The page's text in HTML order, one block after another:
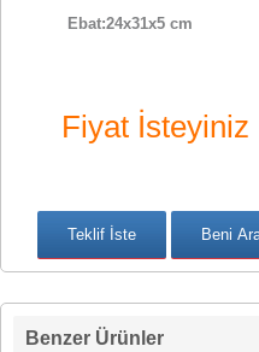
Ebat:24x31x5 cm
Fiyat İsteyiniz
Benzer Ürünler